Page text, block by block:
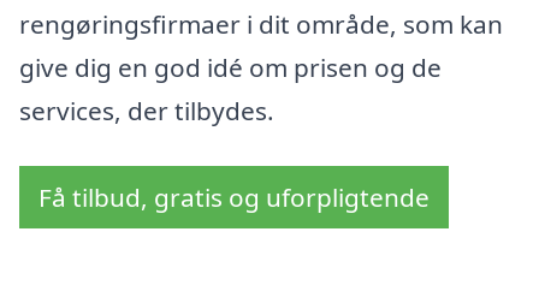
rengøringsfirmaer i dit område, som kan
give dig en god idé om prisen og de
services, der tilbydes.
Få tilbud, gratis og uforpligtende